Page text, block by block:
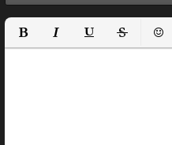
Полужирный
КурсивПодчеркнутый